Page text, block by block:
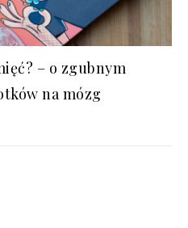
– o zgubnym
na mózg